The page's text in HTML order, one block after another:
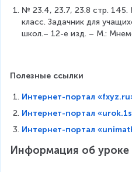
№ 23.4, 23.7, 23.8 стр. 145.
класс. Задачник для
школ.– 12-е изд. – М.:
Полезные ссылки
Интернет-портал
Интернет-портал
Интернет-портал
Информация об уроке